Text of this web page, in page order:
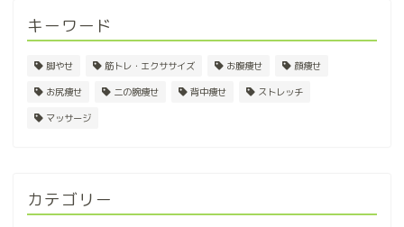
キーワード
脚やせ 筋トレ・エクササイズ お腹痩せ 顔痩せ
お尻痩せ 二の腕痩せ 背中痩せ ストレッチ
マッサージ
カテゴリー